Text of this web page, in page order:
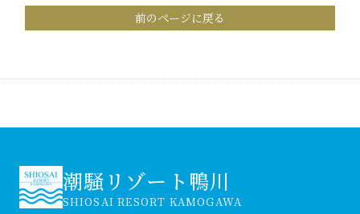
前のページに戻る
潮騒リゾート鴨川
SHIOSAI RESORT KAMOGAWA